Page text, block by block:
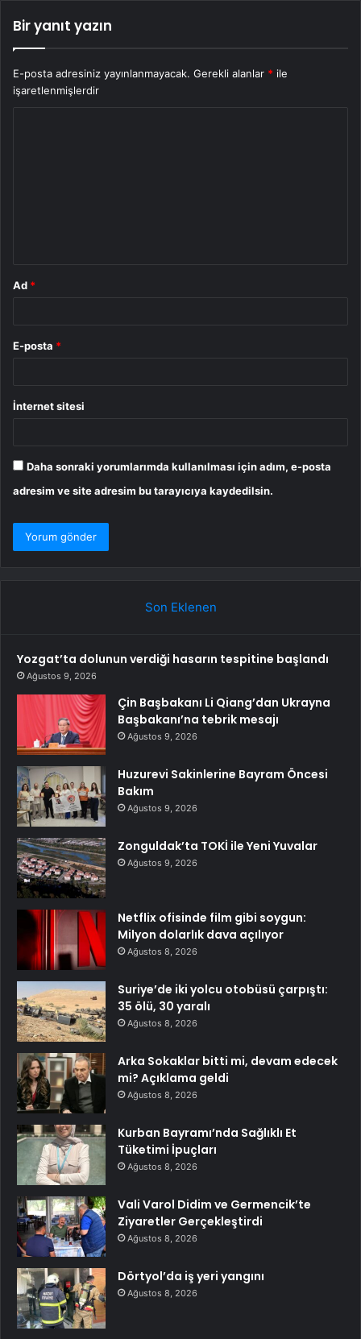
Bir yanıt yazın
E-posta adresiniz yayınlanmayacak. Gerekli alanlar * ile
işaretlenmişlerdir
Ad *
E-posta *
İnternet sitesi
Daha sonraki yorumlarımda kullanılması için adım, e-posta
adresim ve site adresim bu tarayıcıya kaydedilsin.
Son Eklenen
Yozgat’ta dolunun verdiği hasarın tespitine başlandı
Ağustos 9, 2026
Çin Başbakanı Li Qiang’dan Ukrayna
Başbakanı’na tebrik mesajı
Ağustos 9, 2026
Huzurevi Sakinlerine Bayram Öncesi
Bakım
Ağustos 9, 2026
Zonguldak’ta TOKİ ile Yeni Yuvalar
Ağustos 9, 2026
Netflix ofisinde film gibi soygun:
Milyon dolarlık dava açılıyor
Ağustos 8, 2026
Suriye’de iki yolcu otobüsü çarpıştı:
35 ölü, 30 yaralı
Ağustos 8, 2026
Arka Sokaklar bitti mi, devam edecek
mi? Açıklama geldi
Ağustos 8, 2026
Kurban Bayramı’nda Sağlıklı Et
Tüketimi İpuçları
Ağustos 8, 2026
Vali Varol Didim ve Germencik’te
Ziyaretler Gerçekleştirdi
Ağustos 8, 2026
Dörtyol’da iş yeri yangını
Ağustos 8, 2026